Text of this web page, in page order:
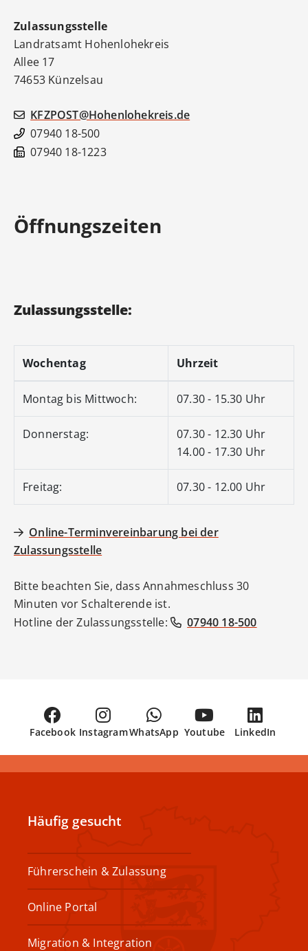
Zulassungsstelle
Landratsamt Hohenlohekreis
Allee 17
74653 Künzelsau
KFZPOST@Hohenlohekreis.de
07940 18-500
07940 18-1223
Öffnungszeiten
Zulassungsstelle:
Wochentag Uhrzeit
Montag bis Mittwoch: 07.30 - 15.30 Uhr
Donnerstag:
07.30 - 12.30 Uhr
14.00 - 17.30 Uhr
Freitag: 07.30 - 12.00 Uhr
Online-Terminvereinbarung bei der
Zulassungsstelle
Bitte beachten Sie, dass Annahmeschluss 30
Minuten vor Schalterende ist.
Hotline der Zulassungsstelle:
07940 18-500
Facebook InstagramWhatsApp Youtube LinkedIn
Häufig gesucht
Führerschein & Zulassung
Online Portal
Migration & Integration